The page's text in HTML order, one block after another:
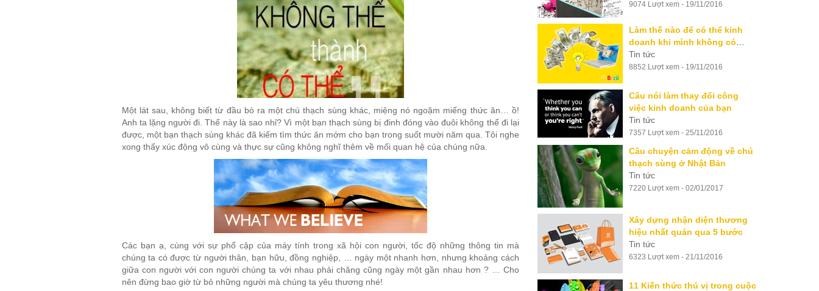
Một lát sau, không biết từ đầu bò ra một chú thạch sùng khác, miệng nó ngoặm miếng thức ăn… ồ!
Anh ta lặng người đi. Thế này là sao nhỉ? Vì một bạn thạch sùng bị đinh đóng vào đuôi không thể đi lại
được, một bạn thạch sùng khác đã kiếm tìm thức ăn mớm cho bạn trong suốt mười năm qua. Tôi nghe
xong thấy xúc động vô cùng và thực sự cũng không nghĩ thêm về mối quan hệ của chúng nữa.
Các bạn ạ, cùng với sự phổ cập của máy tính trong xã hội con người, tốc độ những thông tin mà
chúng ta có được từ người thân, bạn hữu, đồng nghiệp, … ngày một nhanh hơn, nhưng khoảng cách
giữa con người với con người chúng ta với nhau phải chăng cũng ngày một gần nhau hơn ? … Cho
nên đừng bao giờ từ bỏ những người mà chúng ta yêu thương nhé!
9074 Lượt xem - 19/11/2016
Làm thế nào để có thể kinh
doanh khi mình không có
vốn?
Tin tức
8852 Lượt xem - 19/11/2016
Câu nói làm thay đổi công
việc kinh doanh của bạn
Tin tức
7357 Lượt xem - 25/11/2016
Câu chuyện cảm động về chú
thạch sùng ở Nhật Bản
Tin tức
7220 Lượt xem - 02/01/2017
Xây dựng nhận diện thương
hiệu nhất quán qua 5 bước
Tin tức
6323 Lượt xem - 21/11/2016
11 Kiến thức thú vị trong cuộc